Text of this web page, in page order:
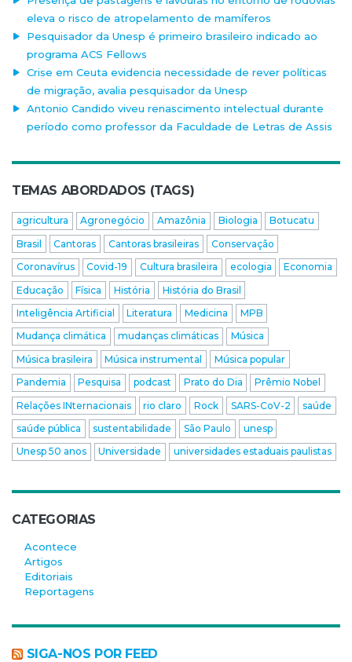
eleva o risco de atropelamento de mamíferos
Pesquisador da Unesp é primeiro brasileiro indicado ao
programa ACS Fellows
Crise em Ceuta evidencia necessidade de rever políticas
de migração, avalia pesquisador da Unesp
Antonio Candido viveu renascimento intelectual durante
período como professor da Faculdade de Letras de Assis
TEMAS ABORDADOS (TAGS)
agricultura Agronegócio Amazônia Biologia
Botucatu
Brasil
Cantoras Cantoras brasileiras
Conservação
Coronavírus
Covid-19 Cultura brasileira ecologia
Economia
Educação
Física História
História do Brasil
Inteligência Artificial
Literatura Medicina
MPB
Mudança climática
mudanças climáticas
Música
Música brasileira
Música instrumental
Música popular
Pandemia
Pesquisa podcast Prato do Dia
Prêmio Nobel
Relações INternacionais
rio claro Rock SARS-CoV-2
saúde
saúde pública
sustentabilidade São Paulo
unesp
Unesp 50 anos
Universidade universidades estaduais paulistas
CATEGORIAS
Acontece
Artigos
Editoriais
Reportagens
SIGA-NOS POR FEED